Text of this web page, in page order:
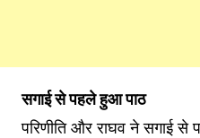
सगाई से पहले हुआ पाठ
परिणीति और राघव ने सगाई